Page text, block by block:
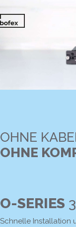
OHNE
OHNE
O-SERIES
Schnelle Installation